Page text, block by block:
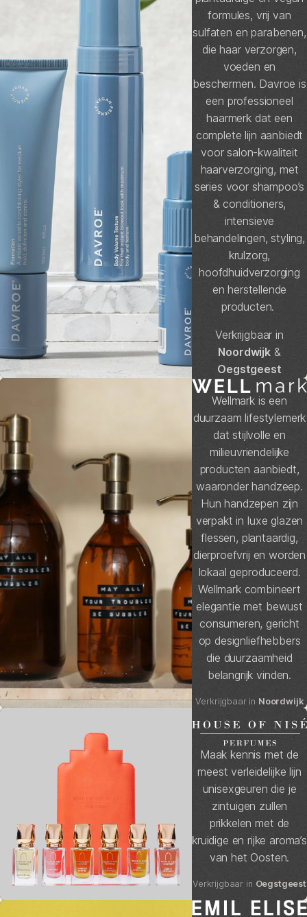
formules, vrij van
sulfaten en parabenen,
die haar verzorgen,
voeden en
beschermen. Davroe is
een professioneel
haarmerk dat een
complete lijn aanbiedt
voor salon-kwaliteit
haarverzorging, met
series voor shampoo’s
& conditioners,
intensieve
behandelingen, styling,
krulzorg,
hoofdhuidverzorging
en herstellende
producten.
Verkrijgbaar in
Noordwijk&
Oegstgeest
Wellmark is een
duurzaam lifestylemerk
dat stijlvolle en
milieuvriendelijke
producten aanbiedt,
waaronder handzeep.
Hun handzepen zijn
verpakt in luxe glazen
flessen, plantaardig,
dierproefvrij en worden
lokaal geproduceerd.
Wellmark combineert
elegantie met bewust
consumeren, gericht
op designliefhebbers
die duurzaamheid
belangrijk vinden.
Verkrijgbaar in Noordwijk
Maak kennis met de
meest verleidelijke lijn
unisexgeuren die je
zintuigen zullen
prikkelen met de
kruidige en rijke aroma’s
van het Oosten.
Verkrijgbaar in Oegstgeest